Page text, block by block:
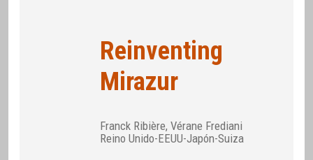
Reinventing
Mirazur
Franck Ribière, Vérane Frediani
Reino Unido-EEUU-Japón-Suiza